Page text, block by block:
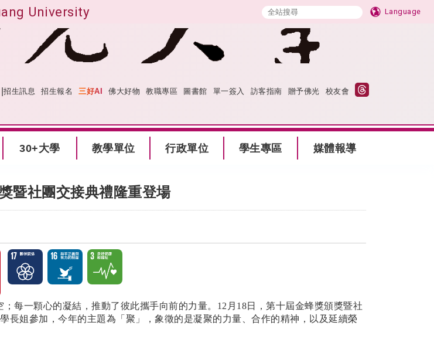
University Language
|招生訊息 招生報名 三好AI 佛大好物 教職專區 圖書館 單一簽入 訪客指南 贈予佛光 校友會
30+大學 教學單位 行政單位 學生專區 媒體報導
暨社團交接典禮隆重登場
每一顆心的凝結，推動了彼此攜手向前的力量。12月18日，第十屆金蜂獎頒獎暨社
長姐參加，今年的主題為「聚」，象徵的是凝聚的力量、合作的精神，以及延續榮